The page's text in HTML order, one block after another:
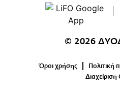
© 2026
Όροι χρήσης
Πολιτική